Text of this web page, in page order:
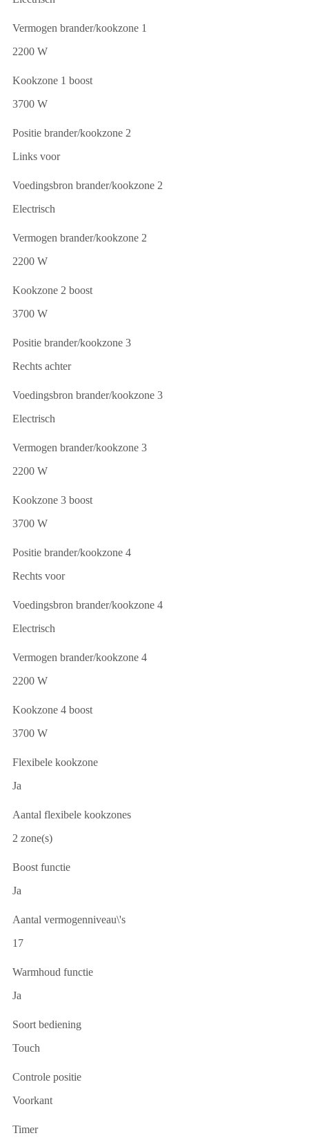
Vermogen brander/kookzone 1
2200 W
Kookzone 1 boost
3700 W
Positie brander/kookzone 2
Links voor
Voedingsbron brander/kookzone 2
Electrisch
Vermogen brander/kookzone 2
2200 W
Kookzone 2 boost
3700 W
Positie brander/kookzone 3
Rechts achter
Voedingsbron brander/kookzone 3
Electrisch
Vermogen brander/kookzone 3
2200 W
Kookzone 3 boost
3700 W
Positie brander/kookzone 4
Rechts voor
Voedingsbron brander/kookzone 4
Electrisch
Vermogen brander/kookzone 4
2200 W
Kookzone 4 boost
3700 W
Flexibele kookzone
Ja
Aantal flexibele kookzones
2 zone(s)
Boost functie
Ja
Aantal vermogenniveau\'s
17
Warmhoud functie
Ja
Soort bediening
Touch
Controle positie
Voorkant
Timer